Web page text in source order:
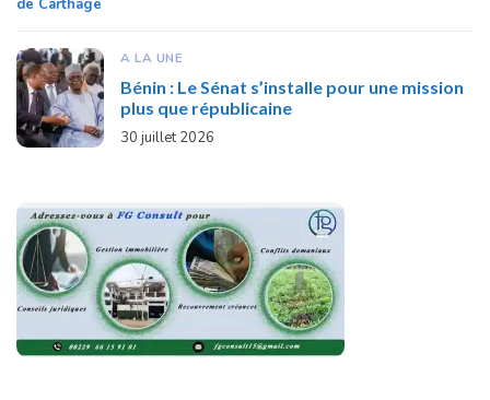
A LA UNE
Bénin : Le Sénat s’installe pour une mission
plus que républicaine
30 juillet 2026